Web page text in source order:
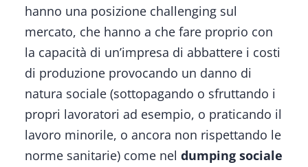
hanno una posizione challenging sul
mercato, che hanno a che fare proprio con
la capacità di un’impresa di abbattere i costi
di produzione provocando un danno di
natura sociale (sottopagando o sfruttando i
propri lavoratori ad esempio, o praticando il
lavoro minorile, o ancora non rispettando le
norme sanitarie) come nel dumping sociale